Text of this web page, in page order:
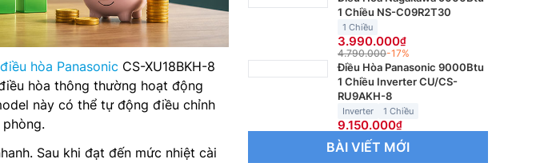
điều hòa Panasonic CS-XU18BKH-8
hòa thông thường hoạt động
này có thể tự động điều chỉnh
Sau khi đạt đến mức nhiệt cài
1 Chiều NS-C09R2T30
1 Chiều
3.990.000
4.790.000-17%
Điều Hòa Panasonic 9000Btu
1 Chiều Inverter CU/CS-
RU9AKH-8
Inverter 1 Chiều
9.150.000
BÀI VIẾT MỚI